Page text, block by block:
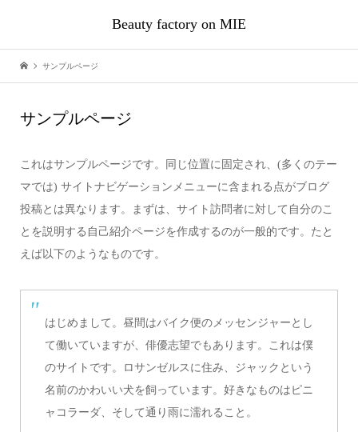
Beauty factory on MIE
サンプルページ
サンプルページ
これはサンプルページです。同じ位置に固定され、(多くのテー
マでは) サイトナビゲーションメニューに含まれる点がブログ
投稿とは異なります。まずは、サイト訪問者に対して自分のこ
とを説明する自己紹介ページを作成するのが一般的です。たと
えば以下のようなものです。
はじめまして。昼間はバイク便のメッセンジャーとし
て働いていますが、俳優志望でもあります。これは僕
のサイトです。ロサンゼルスに住み、ジャックという
名前のかわいい犬を飼っています。好きなものはピニ
ャコラーダ、そして通り雨に濡れること。